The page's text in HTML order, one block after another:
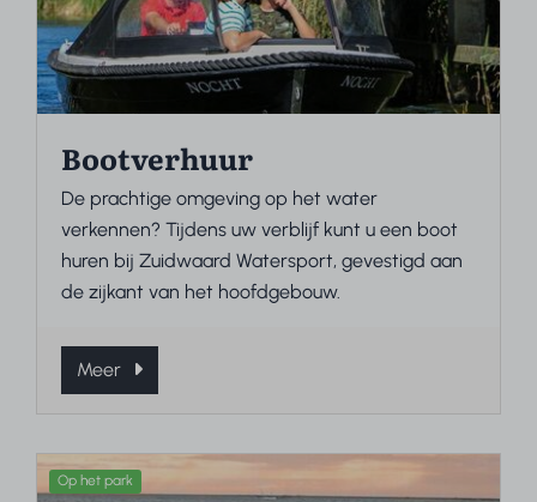
Bootverhuur
De prachtige omgeving op het water
verkennen? Tijdens uw verblijf kunt u een boot
huren bij Zuidwaard Watersport, gevestigd aan
de zijkant van het hoofdgebouw.
Meer
Op het park